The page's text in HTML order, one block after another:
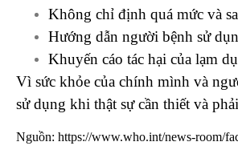
Không chỉ định quá mức và
Hướng dẫn người bệnh sử
Khuyến cáo tác hại của lạm
Vì sức khỏe của chính mình và
sử dụng khi thật sự cần thiết và
Nguồn: https://www.who.int/news-room/